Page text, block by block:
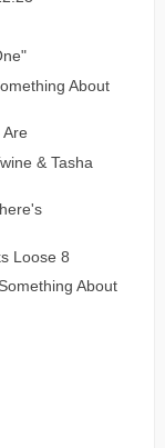
About
& Tasha
Loose 8
About